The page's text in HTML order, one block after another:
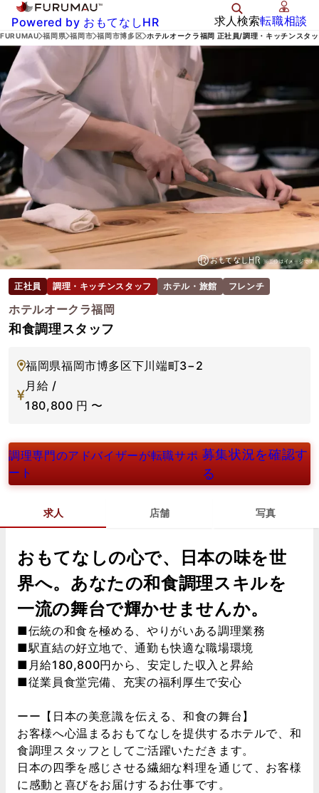
Powered by おもてなしHR 求人検索転職相談
FURUMAU 福岡県 福岡市 福岡市博多区 ホテルオークラ福岡 正社員/調理・キッチンスタ
正社員 調理・キッチンスタッフ ホテル・旅館 フレンチ
ホテルオークラ福岡
和食調理スタッフ
福岡県福岡市博多区下川端町3−2
月給 /
180,800 円 〜
調理専門のアドバイザーが転職サポ
ート
募集状況を確認す
る
求人 店舗 写真
おもてなしの心で、日本の味を世
界へ。あなたの和食調理スキルを
一流の舞台で輝かせませんか。
■伝統の和食を極める、やりがいある調理業務
■駅直結の好立地で、通勤も快適な職場環境
■月給180,800円から、安定した収入と昇給
■従業員食堂完備、充実の福利厚生で安心
ーー【日本の美意識を伝える、和食の舞台】
お客様へ心温まるおもてなしを提供するホテルで、和
食調理スタッフとしてご活躍いただきます。
日本の四季を感じさせる繊細な料理を通じて、お客様
に感動と喜びをお届けするお仕事です。